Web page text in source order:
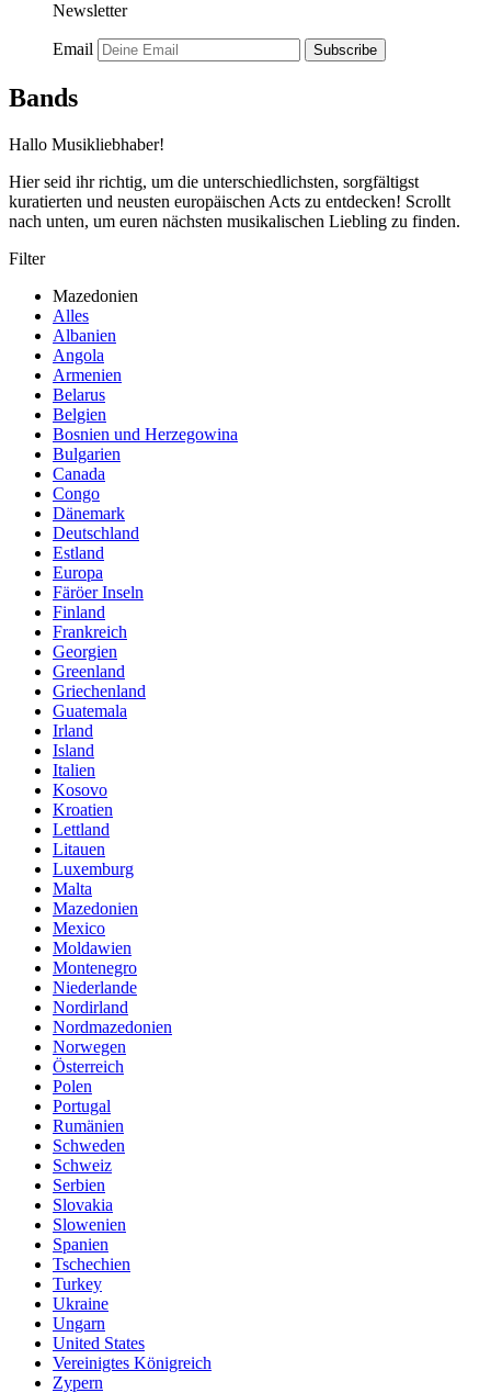
Newsletter
Email Subscribe
Bands
Hallo Musikliebhaber!
Hier seid ihr richtig, um die unterschiedlichsten, sorgfältigst
kuratierten und neusten europäischen Acts zu entdecken! Scrollt
nach unten, um euren nächsten musikalischen Liebling zu finden.
Filter
Mazedonien
Alles
Albanien
Angola
Armenien
Belarus
Belgien
Bosnien und Herzegowina
Bulgarien
Canada
Congo
Dänemark
Deutschland
Estland
Europa
Färöer Inseln
Finland
Frankreich
Georgien
Greenland
Griechenland
Guatemala
Irland
Island
Italien
Kosovo
Kroatien
Lettland
Litauen
Luxemburg
Malta
Mazedonien
Mexico
Moldawien
Montenegro
Niederlande
Nordirland
Nordmazedonien
Norwegen
Österreich
Polen
Portugal
Rumänien
Schweden
Schweiz
Serbien
Slovakia
Slowenien
Spanien
Tschechien
Turkey
Ukraine
Ungarn
United States
Vereinigtes Königreich
Zypern